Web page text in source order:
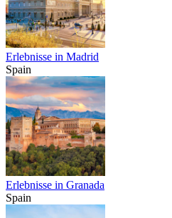
Erlebnisse in Madrid
Spain
Erlebnisse in Granada
Spain